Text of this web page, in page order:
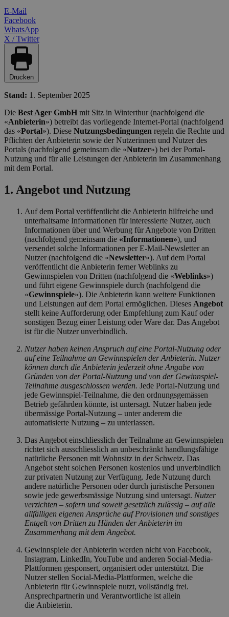
E-Mail
Facebook
WhatsApp
X / Twitter
Drucken
Stand: 1. September 2025
Die Best Ager GmbH mit Sitz in Winterthur (nachfolgend die
«Anbieterin») betreibt das vorliegende Internet-Portal (nachfolgend
das «Portal»). Diese Nutzungsbedingungen regeln die Rechte und
Pflichten der Anbieterin sowie der Nutzerinnen und Nutzer des
Portals (nachfolgend gemeinsam die «Nutzer») bei der Portal-
Nutzung und für alle Leistungen der Anbieterin im Zusammenhang
mit dem Portal.
1. Angebot und Nutzung
Auf dem Portal veröffentlicht die Anbieterin hilfreiche und
unterhaltsame Informationen für interessierte Nutzer, auch
Informationen über und Werbung für Angebote von Dritten
(nachfolgend gemeinsam die «Informationen»), und
versendet solche Informationen per E-Mail-Newsletter an
Nutzer (nachfolgend die «Newsletter»). Auf dem Portal
veröffentlicht die Anbieterin ferner Weblinks zu
Gewinnspielen von Dritten (nachfolgend die «Weblinks»)
und führt eigene Gewinnspiele durch (nachfolgend die
«Gewinnspiele»). Die Anbieterin kann weitere Funktionen
und Leistungen auf dem Portal ermöglichen. Dieses Angebot
stellt keine Aufforderung oder Empfehlung zum Kauf oder
sonstigen Bezug einer Leistung oder Ware dar. Das Angebot
ist für die Nutzer unverbindlich.
Nutzer haben keinen Anspruch auf eine Portal-Nutzung oder
auf eine Teilnahme an Gewinnspielen der Anbieterin. Nutzer
können durch die Anbieterin jederzeit ohne Angabe von
Gründen von der Portal-Nutzung und von der Gewinnspiel-
Teilnahme ausgeschlossen werden. Jede Portal-Nutzung und
jede Gewinnspiel-Teilnahme, die den ordnungsgemässen
Betrieb gefährden könnte, ist untersagt. Nutzer haben jede
übermässige Portal-Nutzung – unter anderem die
automatisierte Nutzung – zu unterlassen.
Das Angebot einschliesslich der Teilnahme an Gewinnspielen
richtet sich ausschliesslich an unbeschränkt handlungsfähige
natürliche Personen mit Wohnsitz in der Schweiz. Das
Angebot steht solchen Personen kostenlos und unverbindlich
zur privaten Nutzung zur Verfügung. Jede Nutzung durch
andere natürliche Personen oder durch juristische Personen
sowie jede gewerbsmässige Nutzung sind untersagt. Nutzer
verzichten – sofern und soweit gesetzlich zulässig – auf alle
allfälligen eigenen Ansprüche auf Provisionen und sonstiges
Entgelt von Dritten zu Händen der Anbieterin im
Zusammenhang mit dem Angebot.
Gewinnspiele der Anbieterin werden nicht von Facebook,
Instagram, LinkedIn, YouTube und anderen Social-Media-
Plattformen gesponsert, organisiert oder unterstützt. Die
Nutzer stellen Social-Media-Plattformen, welche die
Anbieterin für Gewinnspiele nutzt, vollständig frei.
Ansprechpartnerin und Verantwortliche ist allein
die Anbieterin.